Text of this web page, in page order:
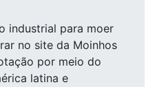
industrial para moer
no site da Moinhos
por meio do
latina e